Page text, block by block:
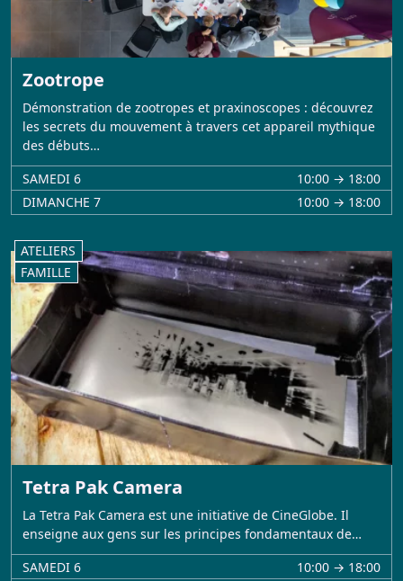
Zootrope
Démonstration de zootropes et praxinoscopes : découvrez
les secrets du mouvement à travers cet appareil mythique
des débuts…
SAMEDI 6
10:00 → 18:00
DIMANCHE 7
10:00 → 18:00
ATELIERS
FAMILLE
Tetra Pak Camera
La Tetra Pak Camera est une initiative de CineGlobe. Il
enseigne aux gens sur les principes fondamentaux de…
SAMEDI 6
10:00 → 18:00